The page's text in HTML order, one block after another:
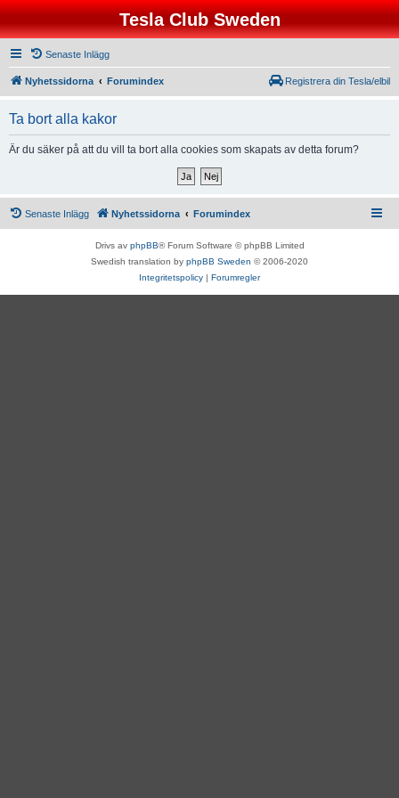
Tesla Club Sweden
Senaste Inlägg
Nyhetssidorna Forumindex Registrera din Tesla/elbil
Ta bort alla kakor
Är du säker på att du vill ta bort alla cookies som skapats av detta forum?
Senaste Inlägg Nyhetssidorna Forumindex
Drivs av phpBB® Forum Software © phpBB Limited
Swedish translation by phpBB Sweden © 2006-2020
Integritetspolicy | Forumregler